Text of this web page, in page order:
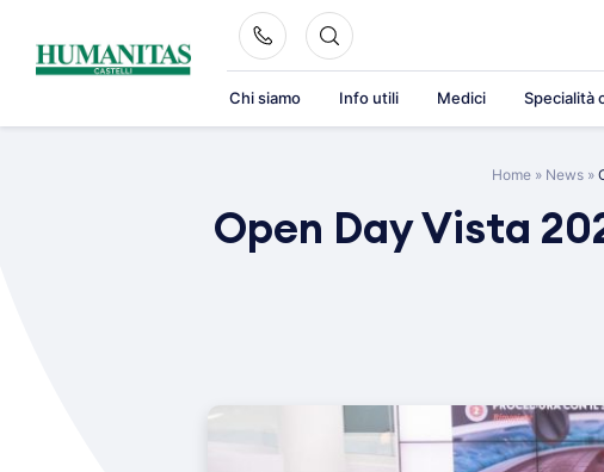
content
Chi siamo Info utili Medici Specialità
Home » News »
Open Day Vista